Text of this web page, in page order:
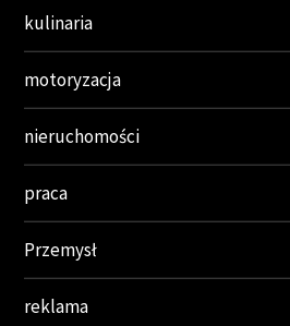
kulinaria
motoryzacja
nieruchomości
praca
Przemysł
reklama